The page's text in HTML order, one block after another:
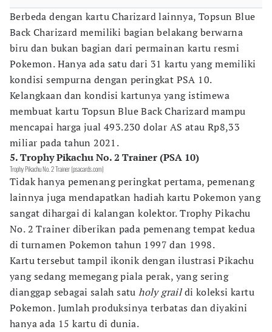
Berbeda dengan kartu Charizard lainnya, Topsun Blue
Back Charizard memiliki bagian belakang berwarna
biru dan bukan bagian dari permainan kartu resmi
Pokemon. Hanya ada satu dari 31 kartu yang memiliki
kondisi sempurna dengan peringkat PSA 10.
Kelangkaan dan kondisi kartunya yang istimewa
membuat kartu Topsun Blue Back Charizard mampu
mencapai harga jual 493.230 dolar AS atau Rp8,33
miliar pada tahun 2021.
5. Trophy Pikachu No. 2 Trainer (PSA 10)
Trophy Pikachu No. 2 Trainer (psacards.com)
Tidak hanya pemenang peringkat pertama, pemenang
lainnya juga mendapatkan hadiah kartu Pokemon yang
sangat dihargai di kalangan kolektor. Trophy Pikachu
No. 2 Trainer diberikan pada pemenang tempat kedua
di turnamen Pokemon tahun 1997 dan 1998.
Kartu tersebut tampil ikonik dengan ilustrasi Pikachu
yang sedang memegang piala perak, yang sering
dianggap sebagai salah satuholy graildi koleksi kartu
Pokemon. Jumlah produksinya terbatas dan diyakini
hanya ada 15 kartu di dunia.